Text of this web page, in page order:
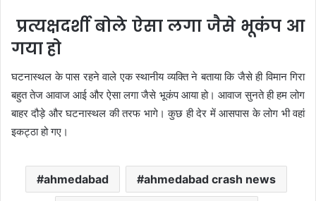
प्रत्यक्षदर्शी बोले ऐसा लगा जैसे भूकंप आ
गया हो
घटनास्थल के पास रहने वाले एक स्थानीय व्यक्ति ने बताया कि जैसे ही विमान गिरा
बहुत तेज आवाज आई और ऐसा लगा जैसे भूकंप आया हो। आवाज सुनते ही हम लोग
बाहर दौड़े और घटनास्थल की तरफ भागे। कुछ ही देर में आसपास के लोग भी वहां
इकट्ठा हो गए।
ahmedabad ahmedabad crash news